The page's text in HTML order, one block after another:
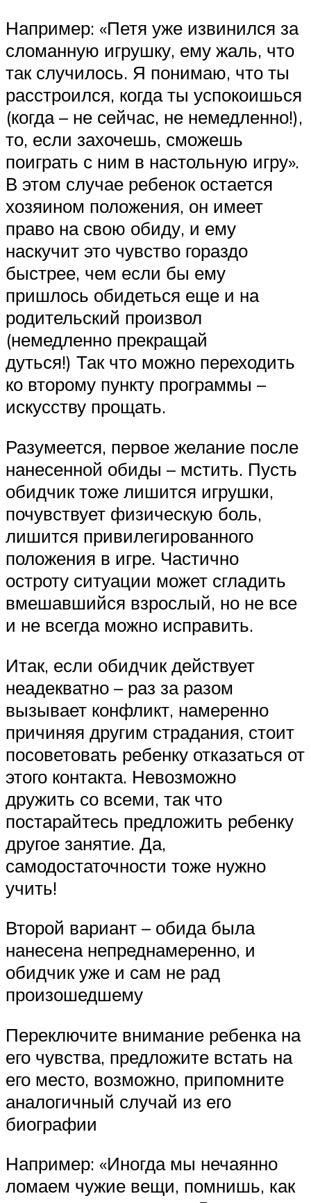
Например: «Петя уже извинился за
сломанную игрушку, ему жаль, что
так случилось. Я понимаю, что ты
расстроился, когда ты успокоишься
(когда – не сейчас, не немедленно!),
то, если захочешь, сможешь
поиграть с ним в настольную игру».
В этом случае ребенок остается
хозяином положения, он имеет
право на свою обиду, и ему
наскучит это чувство гораздо
быстрее, чем если бы ему
пришлось обидеться еще и на
родительский произвол
(немедленно прекращай
дуться!) Так что можно переходить
ко второму пункту программы –
искусству прощать.
Разумеется, первое желание после
нанесенной обиды – мстить. Пусть
обидчик тоже лишится игрушки,
почувствует физическую боль,
лишится привилегированного
положения в игре. Частично
остроту ситуации может сгладить
вмешавшийся взрослый, но не все
и не всегда можно исправить.
Итак, если обидчик действует
неадекватно – раз за разом
вызывает конфликт, намеренно
причиняя другим страдания, стоит
посоветовать ребенку отказаться от
этого контакта. Невозможно
дружить со всеми, так что
постарайтесь предложить ребенку
другое занятие. Да,
самодостаточности тоже нужно
учить!
Второй вариант – обида была
нанесена непреднамеренно, и
обидчик уже и сам не рад
произошедшему
Переключите внимание ребенка на
его чувства, предложите встать на
его место, возможно, припомните
аналогичный случай из его
биографии
Например: «Иногда мы нечаянно
ломаем чужие вещи, помнишь, как